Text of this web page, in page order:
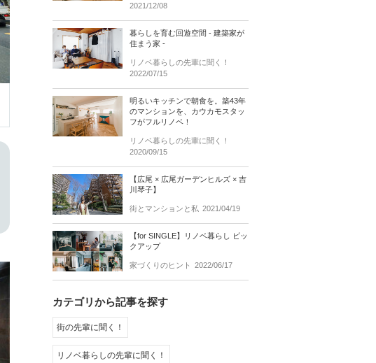
2021/12/08
暮らしを育む回遊空間 - 建築家が
住まう家 -
リノベ暮らしの先輩に聞く！
2022/07/15
明るいキッチンで朝食を。築43年
のマンションを、カウカモスタッ
フがフルリノベ！
リノベ暮らしの先輩に聞く！
2020/09/15
【広尾 × 広尾ガーデンヒルズ × 吉
川琴子】
街とマンションと私 2021/04/19
【for SINGLE】リノベ暮らし ピッ
クアップ
家づくりのヒント 2022/06/17
カテゴリから記事を探す
街の先輩に聞く！
リノベ暮らしの先輩に聞く！